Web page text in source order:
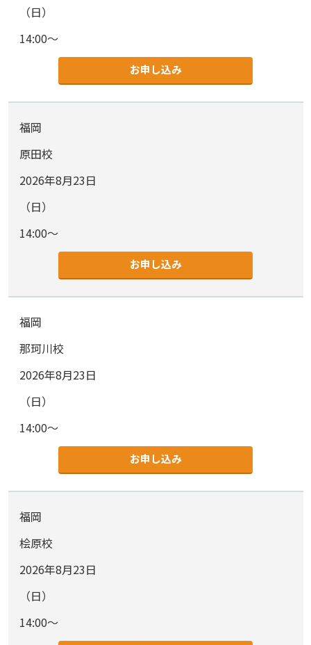
（日）
14:00～
お申し込み
福岡
原田校
2026年8月23日
（日）
14:00～
お申し込み
福岡
那珂川校
2026年8月23日
（日）
14:00～
お申し込み
福岡
桧原校
2026年8月23日
（日）
14:00～